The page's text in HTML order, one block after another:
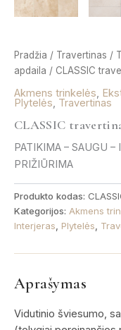
Pradžia / Travertinas /
apdaila / CLASSIC
Akmens trinkelės,
Plytelės, Travertinas
CLASSIC
PATIKIMA – SAUGU –
PRIŽIŪRIMA
Produkto kodas:
Kategorijos: Akmens
Interjeras
Plytelės
Aprašymas
Vidutinio šviesumo,